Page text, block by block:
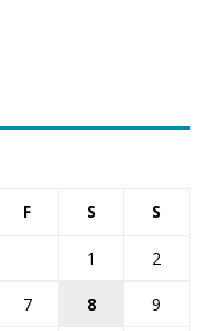
F S S
1
2
7 8
9